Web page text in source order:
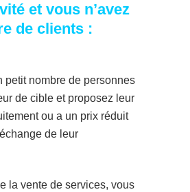
et vous n’avez
de clients :
petit nombre de personnes
de cible et proposez leur
ou a un prix réduit
de leur
la vente de services, vous